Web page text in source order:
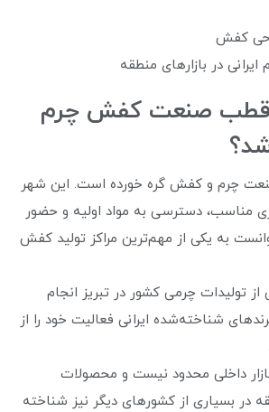
کفش
در بازارهای منطقه
قطب صنعت کفش چرم
صنعت چرم و کفش گره خورده است. این شهر
مناسب، دسترسی به مواد اولیه و حضور
به یکی از مهم‌ترین مراکز تولید کفش
از تولیدات چرمی کشور در تبریز انجام
شناخته‌شده ایرانی فعالیت خود را از
داخلی محدود نیست و محصولات
در بسیاری از کشورهای دیگر نیز شناخته